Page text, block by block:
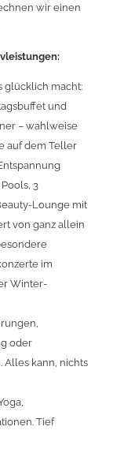
wir einen
glücklich macht:
und
– wahlweise
auf dem Teller
3
Lounge mit
von ganz allein
im
Winter-
oder
Alles kann, nichts
Tief